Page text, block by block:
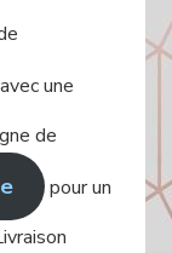
avec une
de
pour un